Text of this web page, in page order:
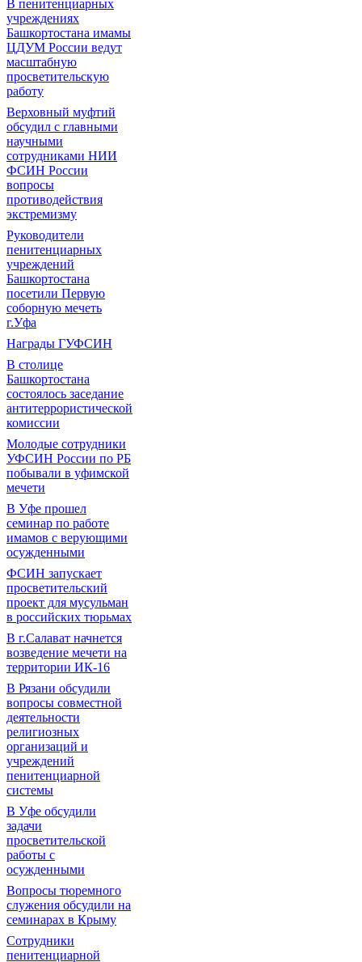
В пенитенциарных
учреждениях
Башкортостана имамы
ЦДУМ России ведут
масштабную
просветительскую
работу
Верховный муфтий
обсудил с главными
научными
сотрудниками НИИ
ФСИН России
вопросы
противодействия
экстремизму
Руководители
пенитенциарных
учреждений
Башкортостана
посетили Первую
соборную мечеть
г.Уфа
Награды ГУФСИН
В столице
Башкортостана
состоялось заседание
антитеррористической
комиссии
Молодые сотрудники
УФСИН России по РБ
побывали в уфимской
мечети
В Уфе прошел
семинар по работе
имамов с верующими
осужденными
ФСИН запускает
просветительский
проект для мусульман
в российских тюрьмах
В г.Салават начнется
возведение мечети на
территории ИК-16
В Рязани обсудили
вопросы совместной
деятельности
религиозных
организаций и
учреждений
пенитенциарной
системы
В Уфе обсудили
задачи
просветительской
работы с
осужденными
Вопросы тюремного
служения обсудили на
семинарах в Крыму
Сотрудники
пенитенциарной